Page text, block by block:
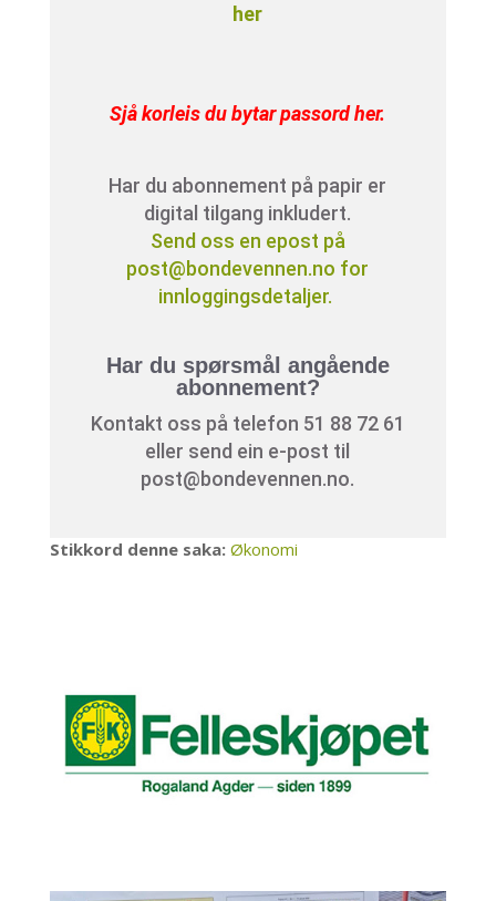
her
Sjå korleis du bytar passord her.
Har du abonnement på papir er
digital tilgang inkludert.
Send oss en epost på
post@bondevennen.no for
innloggingsdetaljer.
Har du spørsmål angående
abonnement?
Kontakt oss på telefon 51 88 72 61
eller send ein e-post til
post@bondevennen.no.
Stikkord denne saka: Økonomi